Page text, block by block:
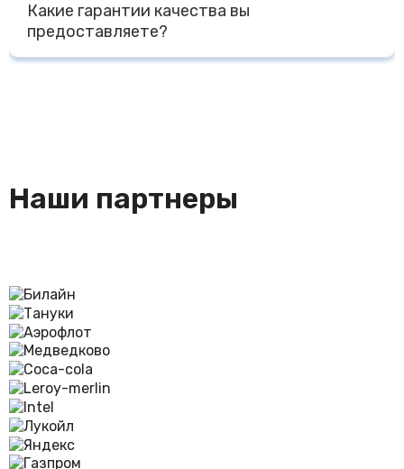
режим от -40 до + 240 градусов, мытье без
агрессивных моющих средств, срок службы форм
несколько лет. При промышленной эксплуатации - не
Какие гарантии качества вы
предоставляете?
Мы предоставляем сертификаты на наши изделия,
Наши партнеры